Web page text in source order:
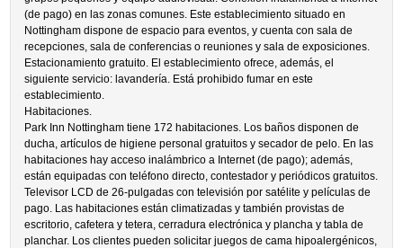
(de pago) en las zonas comunes. Este establecimiento situado en
Nottingham dispone de espacio para eventos, y cuenta con sala de
recepciones, sala de conferencias o reuniones y sala de exposiciones.
Estacionamiento gratuito. El establecimiento ofrece, además, el
siguiente servicio: lavandería. Está prohibido fumar en este
establecimiento.
Habitaciones.
Park Inn Nottingham tiene 172 habitaciones. Los baños disponen de
ducha, artículos de higiene personal gratuitos y secador de pelo. En las
habitaciones hay acceso inalámbrico a Internet (de pago); además,
están equipadas con teléfono directo, contestador y periódicos gratuitos.
Televisor LCD de 26-pulgadas con televisión por satélite y películas de
pago. Las habitaciones están climatizadas y también provistas de
escritorio, cafetera y tetera, cerradura electrónica y plancha y tabla de
planchar. Los clientes pueden solicitar juegos de cama hipoalergénicos,